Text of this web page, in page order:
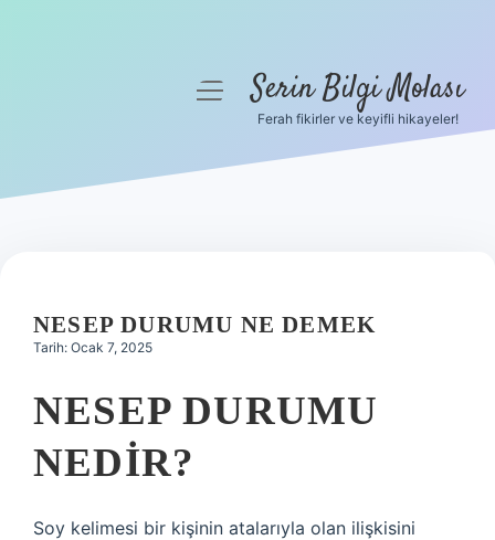
Hakkımızda
menüyüSerin Bilgi Molası
Ferah fikirler ve keyifli hikayeler!
NESEP DURUMU NE DEMEK
Tarih: Ocak 7, 2025
NESEP DURUMU
NEDIR?
Soy kelimesi bir kişinin atalarıyla olan ilişkisini